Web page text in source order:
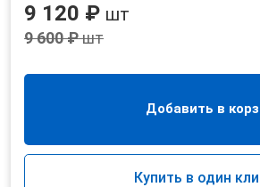
9 120 ₽ шт
9 600 ₽шт
Добавить в
Купить в один